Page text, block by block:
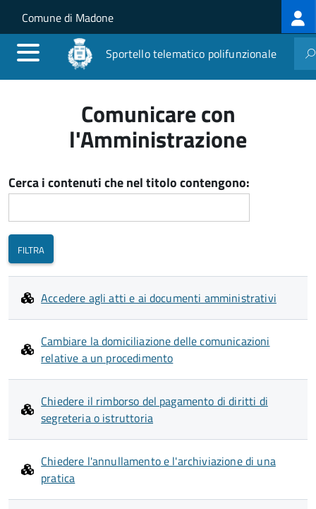
Salta al contenuto principale
Skip to site navigation
Comune di Madone
Sportello telematico polifunzionale
Comunicare con
l'Amministrazione
Cerca i contenuti che nel titolo contengono:
Accedere agli atti e ai documenti amministrativi
Cambiare la domiciliazione delle comunicazioni
relative a un procedimento
Chiedere il rimborso del pagamento di diritti di
segreteria o istruttoria
Chiedere l'annullamento e l'archiviazione di una
pratica